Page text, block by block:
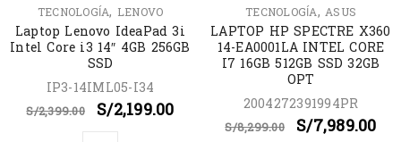
TECNOLOGÍA, LENOVO
Laptop Lenovo IdeaPad 3i
Intel Core i3 14″ 4GB 256GB
SSD
IP3-14IML05-I34
S/2,399.00 S/2,199.00
TECNOLOGÍA, ASUS
LAPTOP HP SPECTRE X360
14-EA0001LA INTEL CORE
I7 16GB 512GB SSD 32GB
OPT
2004272391994PR
S/8,299.00 S/7,989.00